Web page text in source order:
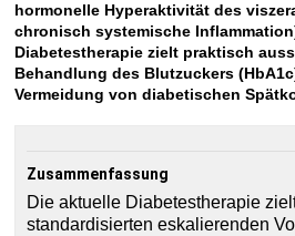
hormonelle Hyperaktivität des
chronisch systemische
Diabetestherapie zielt praktisch
Behandlung des Blutzuckers
Vermeidung von diabetischen
Zusammenfassung
Die aktuelle Diabetestherapie
standardisierten eskalierenden